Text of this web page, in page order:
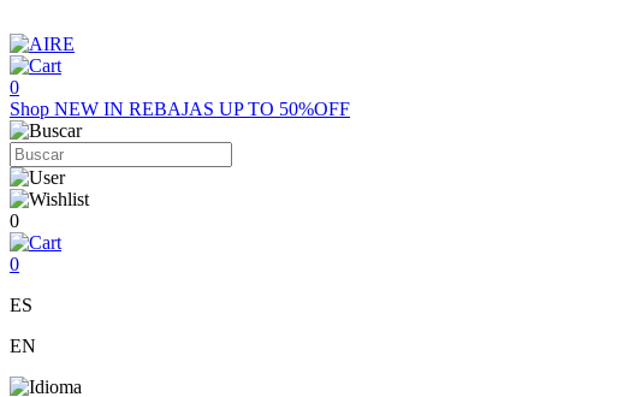
0
Shop NEW IN REBAJAS UP TO 50%OFF
0
0
ES
EN